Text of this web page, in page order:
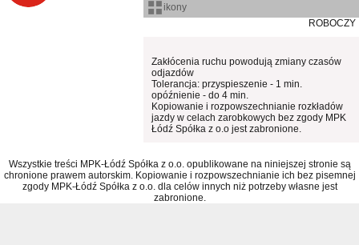
ikony
ROBOCZY
Zakłócenia ruchu powodują zmiany czasów
odjazdów
Tolerancja: przyspieszenie - 1 min.
opóźnienie - do 4 min.
Kopiowanie i rozpowszechnianie rozkładów
jazdy w celach zarobkowych bez zgody MPK
Łódź Spółka z o.o jest zabronione.
Wszystkie treści MPK-Łódź Spółka z o.o. opublikowane na niniejszej stronie są
chronione prawem autorskim. Kopiowanie i rozpowszechnianie ich bez pisemnej
zgody MPK-Łódź Spółka z o.o. dla celów innych niż potrzeby własne jest
zabronione.